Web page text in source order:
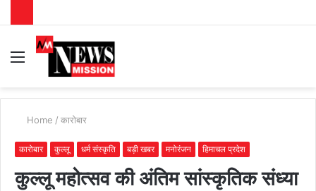
Menu
Home / कारोबार
कारोबार कुल्लू धर्म संस्कृति बड़ी खबर मनोरंजन हिमाचल प्रदेश
कुल्लू महोत्सव की अंतिम सांस्कृतिक संध्या